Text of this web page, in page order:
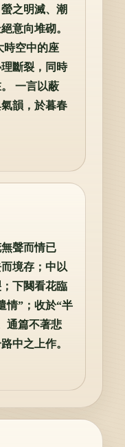
之明滅、潮
意向堆砌。
時空中的座
斷裂，同時
一言以蔽
韻，於暮春
聲而情已
境存；中以
下闋看花臨
情”；收於“半
通篇不著悲
中之上作。